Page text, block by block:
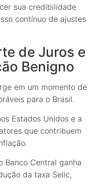
sua credibilidade
contínuo de ajustes
de Juros e
Benigno
em um momento de
para o Brasil.
Estados Unidos e a
que contribuem
Banco Central ganha
da taxa Selic,